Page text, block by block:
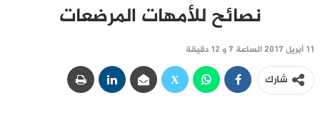
نصائح للأمهات المرضعات‎
11 أبريل 2017 الساعة 7 و 12 دقيقة
شارك